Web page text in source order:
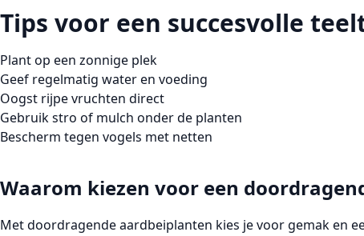
Tips voor een succesvolle
Plant op een zonnige plek
Geef regelmatig water en voeding
Oogst rijpe vruchten direct
Gebruik stro of mulch onder de planten
Bescherm tegen vogels met netten
Waarom kiezen voor een
Met doordragende aardbeiplanten kies je voor gemak en